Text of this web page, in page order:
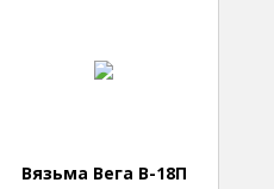
Вязьма Вега В-18П